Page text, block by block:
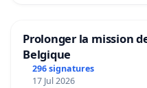
Prolonger la mission
Belgique
296 signatures
17 Jul 2026